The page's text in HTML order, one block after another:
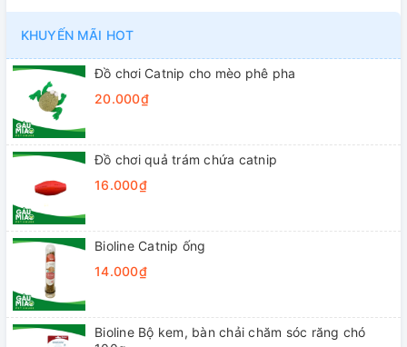
KHUYẾN MÃI HOT
Đồ chơi Catnip cho mèo phê pha
20.000₫
Đồ chơi quả trám chứa catnip
16.000₫
Bioline Catnip ống
14.000₫
Bioline Bộ kem, bàn chải chăm sóc răng chó